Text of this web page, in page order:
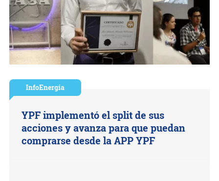
InfoEnergía
YPF implementó el split de sus
acciones y avanza para que puedan
comprarse desde la APP YPF